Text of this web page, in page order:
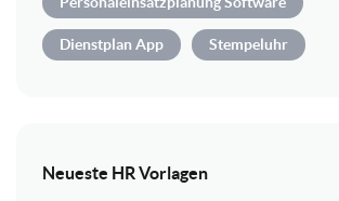
Dienstplan App Stempeluhr
Neueste HR Vorlagen